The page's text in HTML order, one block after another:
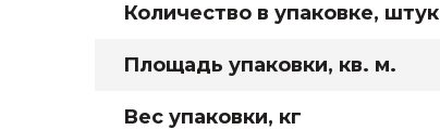
Количество в упаковке, штук
Площадь упаковки, кв. м.
Вес упаковки, кг